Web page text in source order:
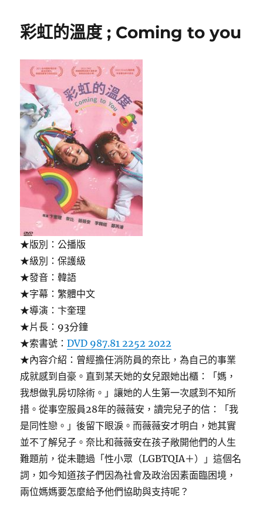
彩虹的溫度 ; Coming to you
★版別：公播版
★級別：保護級
★發音：韓語
★字幕：繁體中文
★導演：卞奎理
★片長：93分鐘
★索書號：DVD 987.81 2252 2022
★內容介紹：曾經擔任消防員的奈比，為自己的事業
成就感到自豪。直到某天她的女兒跟她出櫃：「媽，
我想做乳房切除術。」讓她的人生第一次感到不知所
措。從事空服員28年的薇薇安，讀完兒子的信：「我
是同性戀。」後留下眼淚。而薇薇安才明白，她其實
並不了解兒子。奈比和薇薇安在孩子敞開他們的人生
難題前，從未聽過「性小眾（LGBTQIA＋）」這個名
詞，如今知道孩子們因為社會及政治因素面臨困境，
兩位媽媽要怎麼給予他們協助與支持呢？